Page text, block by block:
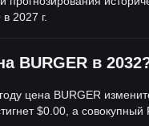
в 2027 г.
BURGER в
цена BURGER
$0.00 , а совокупный